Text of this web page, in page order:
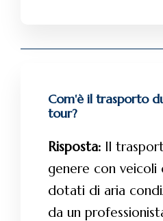
Com'è il trasporto
tour?
Risposta: Il
genere con
dotati di aria
da un